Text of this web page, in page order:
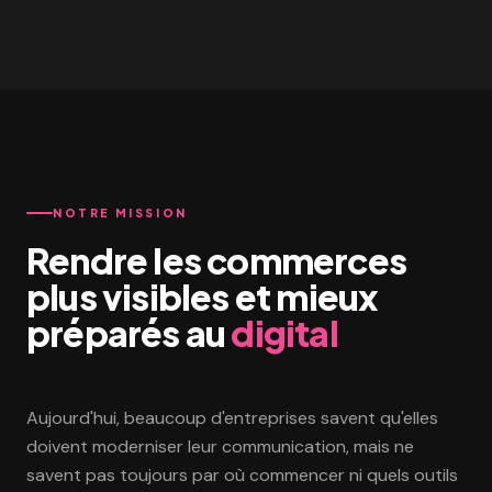
NOTRE MISSION
Rendre les commerces
plus visibles et mieux
préparés audigital
Aujourd'hui, beaucoup d'entreprises savent qu'elles
doivent moderniser leur communication, mais ne
savent pas toujours par où commencer ni quels outils